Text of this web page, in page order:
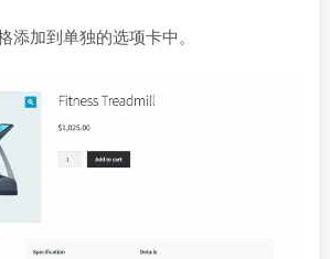
添加到单独的选项卡中。